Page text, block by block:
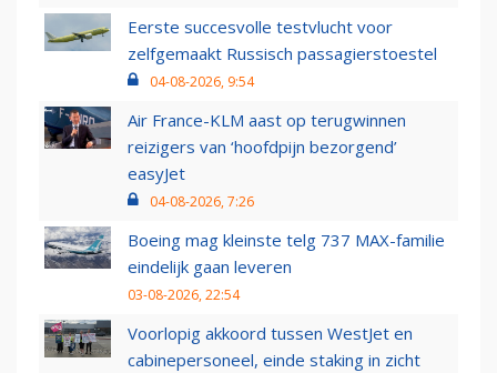
Eerste succesvolle testvlucht voor
zelfgemaakt Russisch passagierstoestel
04-08-2026, 9:54
Air France-KLM aast op terugwinnen
reizigers van ‘hoofdpijn bezorgend’
easyJet
04-08-2026, 7:26
Boeing mag kleinste telg 737 MAX-familie
eindelijk gaan leveren
03-08-2026, 22:54
Voorlopig akkoord tussen WestJet en
cabinepersoneel, einde staking in zicht